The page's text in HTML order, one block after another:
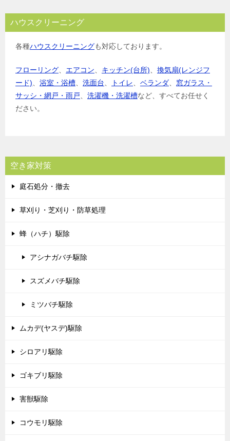
ハウスクリーニング
各種ハウスクリーニングも対応しております。
フローリング エアコン キッチン(台所)
換気扇(レンジフ
ード)
浴室・浴槽 洗面台 トイレ ベランダ
窓ガラス・
サッシ・網戸・雨戸
洗濯機・洗濯槽など、すべてお任せく
ださい。
空き家対策
庭石処分・撤去
草刈り・芝刈り・防草処理
蜂（ハチ）駆除
アシナガバチ駆除
スズメバチ駆除
ミツバチ駆除
ムカデ(ヤスデ)駆除
シロアリ駆除
ゴキブリ駆除
害獣駆除
コウモリ駆除